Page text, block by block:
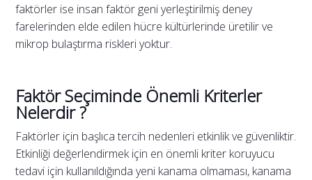
faktörler ise insan faktör geni yerleştirilmiş deney
farelerinden elde edilen hücre kültürlerinde üretilir ve
mikrop bulaştırma riskleri yoktur.
Faktör Seçiminde Önemli Kriterler
Nelerdir ?
Faktörler için başlıca tercih nedenleri etkinlik ve güvenliktir.
Etkinliği değerlendirmek için en önemli kriter koruyucu
tedavi için kullanıldığında yeni kanama olmaması, kanama